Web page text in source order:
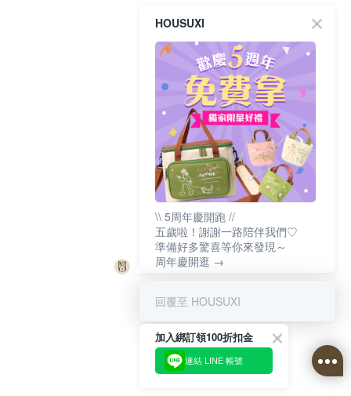
HOUSUXI
\\ 5周年慶開跑 //
五歲啦！謝謝一路陪伴我們♡
準備好多驚喜等你來發現～
周年慶開逛 →
回覆至 HOUSUXI
加入綁訂領100折扣金
連結 LINE 帳號